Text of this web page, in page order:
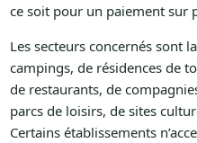
ce soit pour un paiement sur
Les secteurs concernés sont
campings, de résidences de
de restaurants, de
parcs de loisirs, de sites
Certains établissements